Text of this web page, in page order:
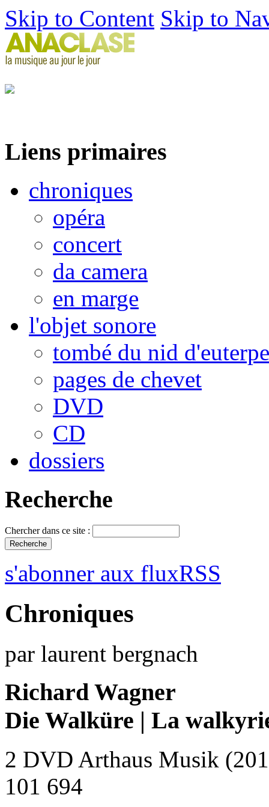
Skip to Content Skip to
Liens primaires
chroniques
opéra
concert
da camera
en marge
l'objet sonore
tombé du nid d'euterpe
pages de chevet
DVD
CD
dossiers
Recherche
Chercher dans ce site :
s'abonner aux fluxRSS
Chroniques
par laurent bergnach
Richard Wagner
Die Walküre | La
2 DVD Arthaus Musik
101 694